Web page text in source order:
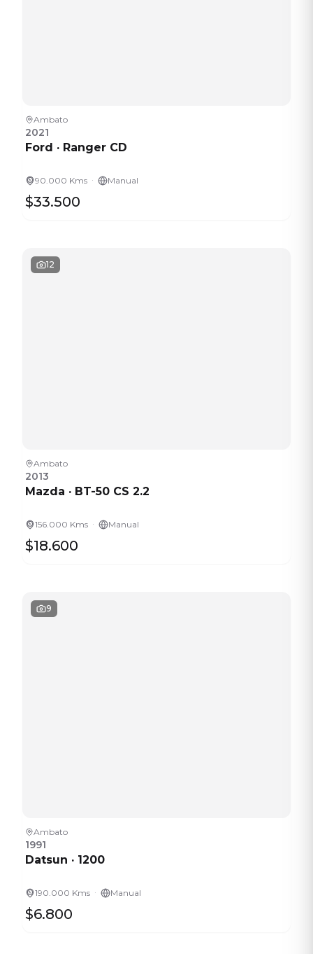
Ambato
2021
Ford · Ranger CD
90.000 Kms · Manual
$33.500
12
Ambato
2013
Mazda · BT-50 CS 2.2
156.000 Kms · Manual
$18.600
9
Ambato
1991
Datsun · 1200
190.000 Kms · Manual
$6.800